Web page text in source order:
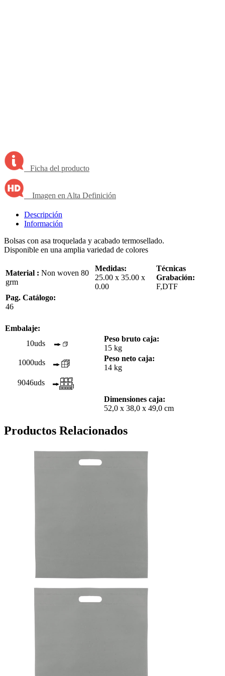
Ficha del producto
Imagen en Alta Definición
Descripción
Información
Bolsas con asa troquelada y acabado termosellado.
Disponible en una amplia variedad de colores
Material : Non woven 80
grm
Medidas:
25.00 x 35.00 x
0.00
Técnicas
Grabación:
F,DTF
Pag. Catálogo:
46
Embalaje:
10uds
Peso bruto caja:
15 kg
1000uds
Peso neto caja:
14 kg
9046uds
Dimensiones caja:
52,0 x 38,0 x 49,0 cm
Productos Relacionados